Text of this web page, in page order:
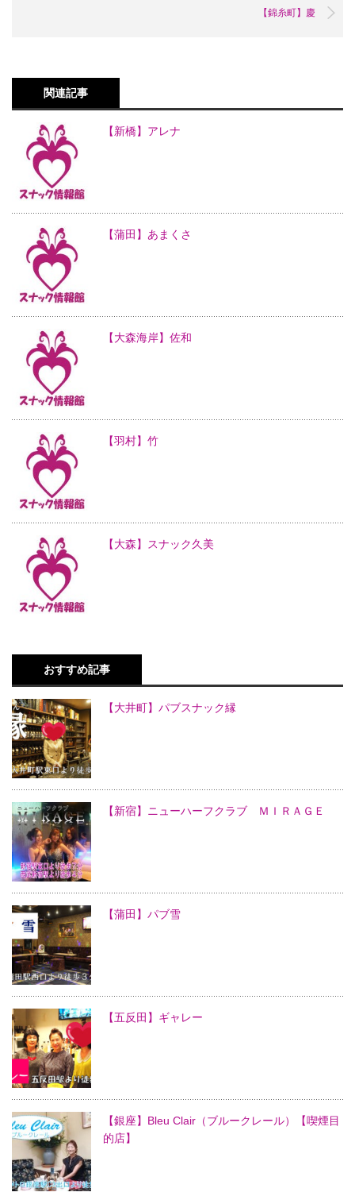
【錦糸町】慶
関連記事
【新橋】アレナ
【蒲田】あまくさ
【大森海岸】佐和
【羽村】竹
【大森】スナック久美
おすすめ記事
【大井町】パブスナック縁
【新宿】ニューハーフクラブ ＭＩＲＡＧＥ
【蒲田】パブ雪
【五反田】ギャレー
【銀座】Bleu Clair（ブルークレール）【喫煙目
的店】